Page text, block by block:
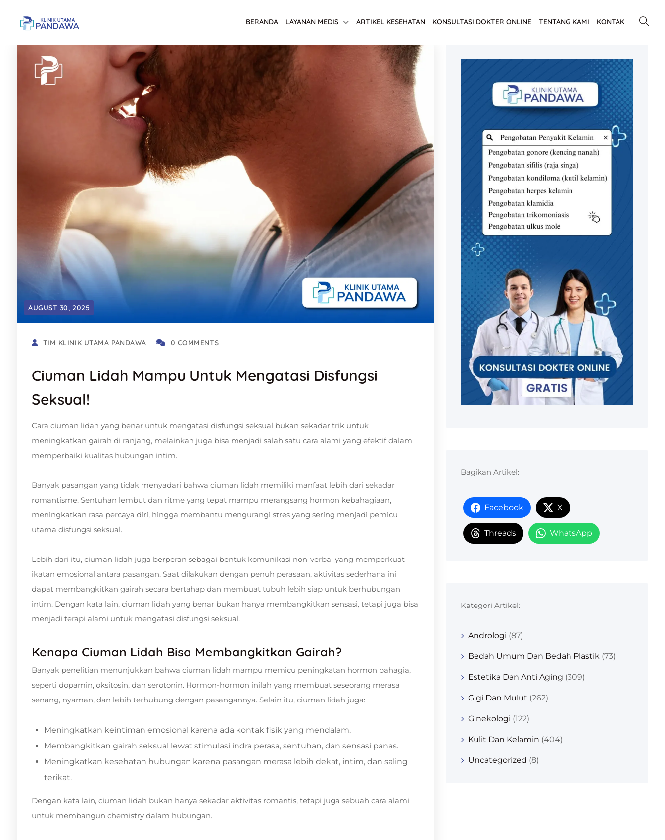
BERANDA LAYANAN MEDIS ARTIKEL KESEHATAN KONSULTASI DOKTER ONLINE TENTANG KAMI KONTAK
AUGUST 30, 2025
TIM KLINIK UTAMA PANDAWA 0 COMMENTS
Ciuman Lidah Mampu Untuk Mengatasi Disfungsi
Seksual!
Cara ciuman lidah yang benar untuk mengatasi disfungsi seksual bukan sekadar trik untuk
meningkatkan gairah di ranjang, melainkan juga bisa menjadi salah satu cara alami yang efektif dalam
memperbaiki kualitas hubungan intim.
Banyak pasangan yang tidak menyadari bahwa ciuman lidah memiliki manfaat lebih dari sekadar
romantisme. Sentuhan lembut dan ritme yang tepat mampu merangsang hormon kebahagiaan,
meningkatkan rasa percaya diri, hingga membantu mengurangi stres yang sering menjadi pemicu
utama disfungsi seksual.
Lebih dari itu, ciuman lidah juga berperan sebagai bentuk komunikasi non-verbal yang memperkuat
ikatan emosional antara pasangan. Saat dilakukan dengan penuh perasaan, aktivitas sederhana ini
dapat membangkitkan gairah secara bertahap dan membuat tubuh lebih siap untuk berhubungan
intim. Dengan kata lain, ciuman lidah yang benar bukan hanya membangkitkan sensasi, tetapi juga bisa
menjadi terapi alami untuk mengatasi disfungsi seksual.
Kenapa Ciuman Lidah Bisa Membangkitkan Gairah?
Banyak penelitian menunjukkan bahwa ciuman lidah mampu memicu peningkatan hormon bahagia,
seperti dopamin, oksitosin, dan serotonin. Hormon-hormon inilah yang membuat seseorang merasa
senang, nyaman, dan lebih terhubung dengan pasangannya. Selain itu, ciuman lidah juga:
Meningkatkan keintiman emosional karena ada kontak fisik yang mendalam.
Membangkitkan gairah seksual lewat stimulasi indra perasa, sentuhan, dan sensasi panas.
Meningkatkan kesehatan hubungan karena pasangan merasa lebih dekat, intim, dan saling
terikat.
Dengan kata lain, ciuman lidah bukan hanya sekadar aktivitas romantis, tetapi juga sebuah cara alami
untuk membangun chemistry dalam hubungan.
Bagikan Artikel:
Facebook X
Threads WhatsApp
Kategori Artikel:
Andrologi (87)
Bedah Umum Dan Bedah Plastik (73)
Estetika Dan Anti Aging (309)
Gigi Dan Mulut (262)
Ginekologi (122)
Kulit Dan Kelamin (404)
Uncategorized (8)